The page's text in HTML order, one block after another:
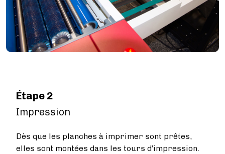
Étape 2
Impression
Dès que les planches à imprimer sont prêtes,
elles sont montées dans les tours d’impression.